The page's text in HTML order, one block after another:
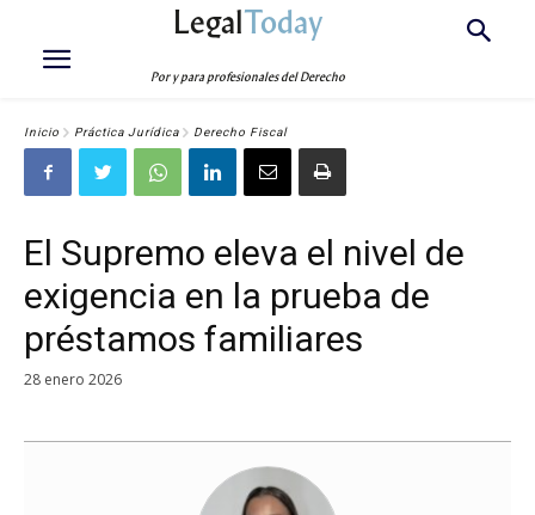
LegalToday
Por y para profesionales del Derecho
Inicio Práctica Jurídica Derecho Fiscal
El Supremo eleva el nivel de
exigencia en la prueba de
préstamos familiares
28 enero 2026